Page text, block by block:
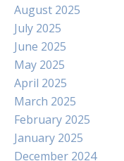
August 2025
July 2025
June 2025
May 2025
April 2025
March 2025
February 2025
January 2025
December 2024